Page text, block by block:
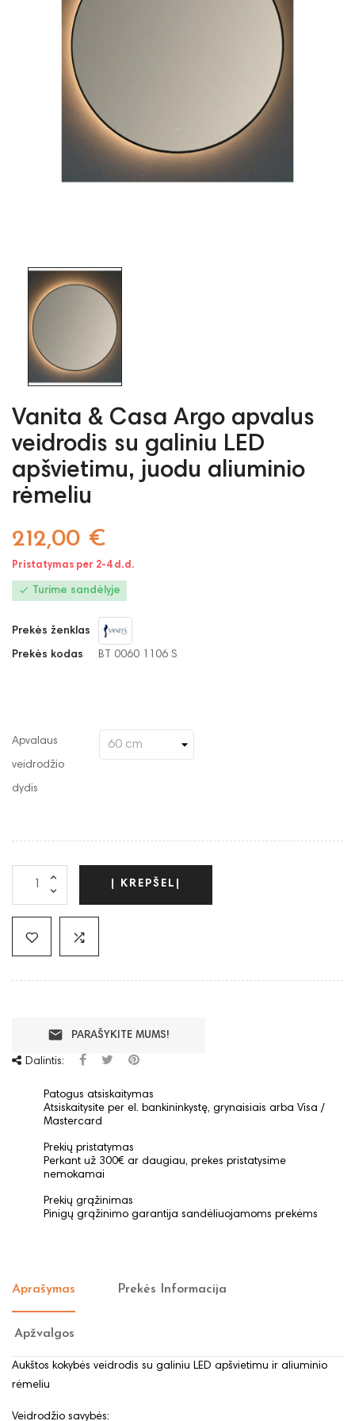
Vanita & Casa Argo apvalus
veidrodis su galiniu LED
apšvietimu, juodu aliuminio
rėmeliu
212,00 €
Pristatymas per 2-4 d.d.
 Turime sandėlyje
Prekės ženklas
Prekės kodas BT 0060 1106 S
Apvalaus
veidrodžio
dydis
Į KREPŠELĮ
email PARAŠYKITE MUMS!
Dalintis:
Patogus atsiskaitymas
Atsiskaitysite per el. bankininkystę, grynaisiais arba Visa /
Mastercard
Prekių pristatymas
Perkant už 300€ ar daugiau, prekes pristatysime
nemokamai
Prekių grąžinimas
Pinigų grąžinimo garantija sandėliuojamoms prekėms
Aprašymas Prekės Informacija
Apžvalgos
Aukštos kokybės veidrodis su galiniu LED apšvietimu ir aliuminio
rėmeliu
Veidrodžio savybės: